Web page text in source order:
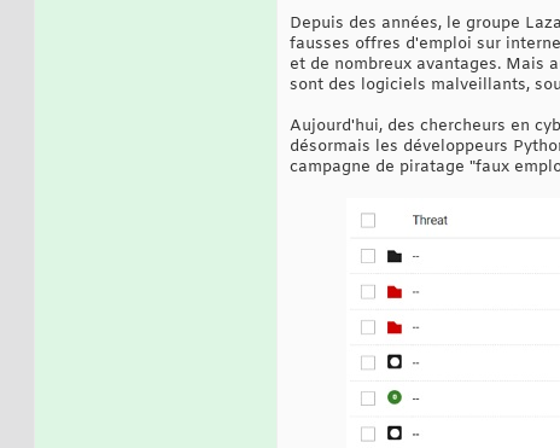
Depuis des années, le groupe
fausses offres d'emploi sur
et de nombreux avantages. Mais
sont des logiciels malveillants,
Aujourd'hui, des chercheurs en
désormais les développeurs
campagne de piratage "faux